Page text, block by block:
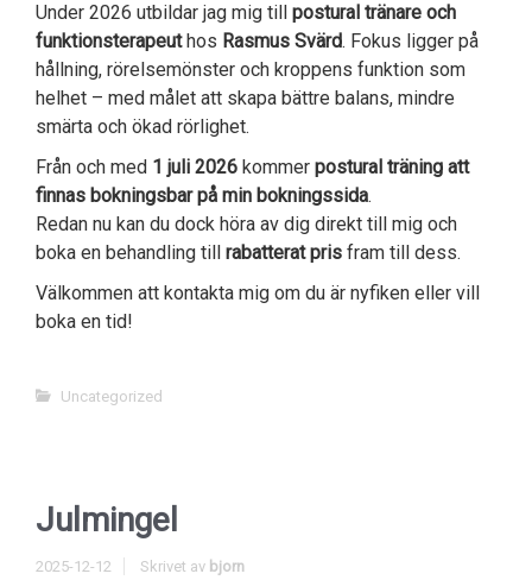
Under 2026 utbildar jag mig till postural tränare och
funktionsterapeuthos Rasmus Svärd. Fokus ligger på
hållning, rörelsemönster och kroppens funktion som
helhet – med målet att skapa bättre balans, mindre
smärta och ökad rörlighet.
Från och med 1 juli 2026 kommer postural träning att
finnas bokningsbar på min bokningssida.
Redan nu kan du dock höra av dig direkt till mig och
boka en behandling till rabatterat pris fram till dess.
Välkommen att kontakta mig om du är nyfiken eller vill
boka en tid!
Uncategorized
Julmingel
2025-12-12 Skrivet av bjorn